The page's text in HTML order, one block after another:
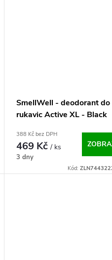
SmellWell - deodorant do
rukavic Active XL - Black
388 Kč bez DPH
469 Kč/ ks
3 dny
Kód: